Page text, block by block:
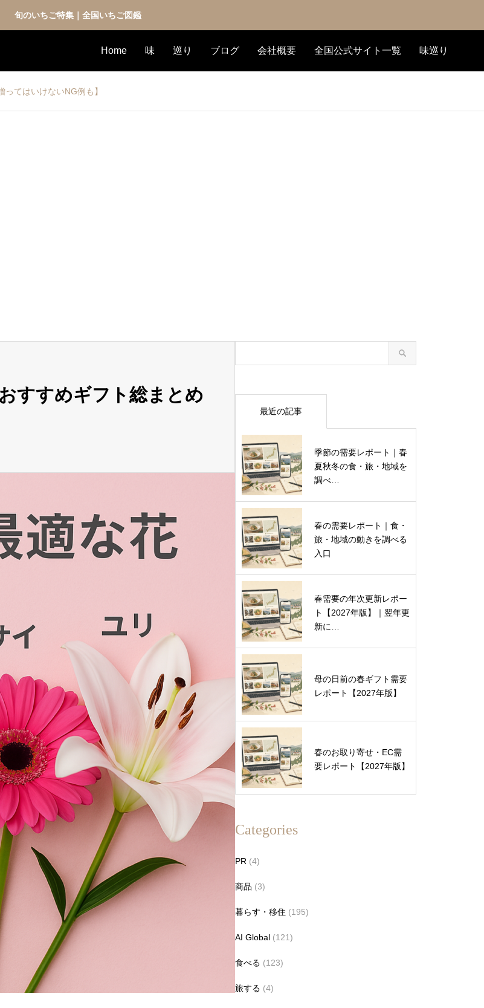
旬のいちご特集｜全国いちご図鑑
Home 味 巡り ブログ 会社概要 全国公式サイト一覧 味巡り
てはいけないNG例も】
すすめギフト総まとめ
最近の記事
季節の需要レポート｜春
夏秋冬の食・旅・地域を
調べ…
春の需要レポート｜食・
旅・地域の動きを調べる
入口
春需要の年次更新レポー
ト【2027年版】｜翌年更
新に…
母の日前の春ギフト需要
レポート【2027年版】
春のお取り寄せ・EC需
要レポート【2027年版】
Categories
PR (4)
商品 (3)
暮らす・移住 (195)
AI Global (121)
食べる (123)
旅する (4)